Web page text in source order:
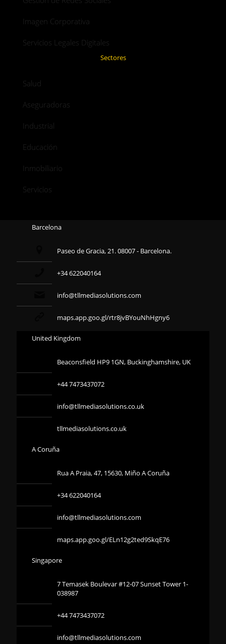
Imagen Corporativa
Servicios Legales Digitales
Sectores
Salud
Aseguradoras
Industrial
Educación
Inmobiliario
Servicios
Barcelona
Paseo de Gracia, 21. 08007 - Barcelona.
+34 622040164
info@tllmediasolutions.com
maps.app.goo.gl/rtr8jvBYouNhHgny6
United Kingdom
Beaconsfield HP9 1GN, Buckinghamshire, UK
+44 7473437072
info@tllmediasolutions.co.uk
tllmediasolutions.co.uk
A Coruña
Rua A Praia, 47, 15630, Miño A Coruña
+34 622040164
info@tllmediasolutions.com
maps.app.goo.gl/ELn12g2ted9SkqE76
Singapore
7 Temasek Boulevar #12-07 Sunset Tower 1-
038987
+44 7473437072
info@tllmediasolutions.com